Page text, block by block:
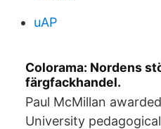
uAP
Colorama: Nordens
färgfackhandel.
Paul McMillan
University